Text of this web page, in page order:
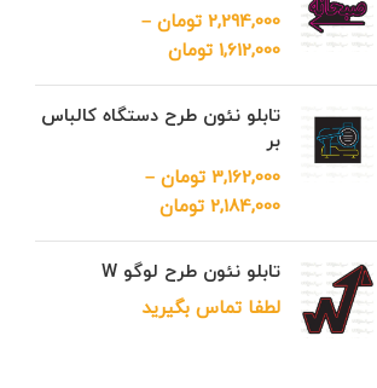
2,294,000 تومان –
1,612,000 تومان
تابلو نئون طرح دستگاه کالباس
بر
3,162,000 تومان –
2,184,000 تومان
تابلو نئون طرح لوگو W
لطفا تماس بگیرید